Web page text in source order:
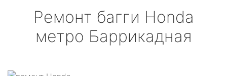
Ремонт багги Honda
метро Баррикадная